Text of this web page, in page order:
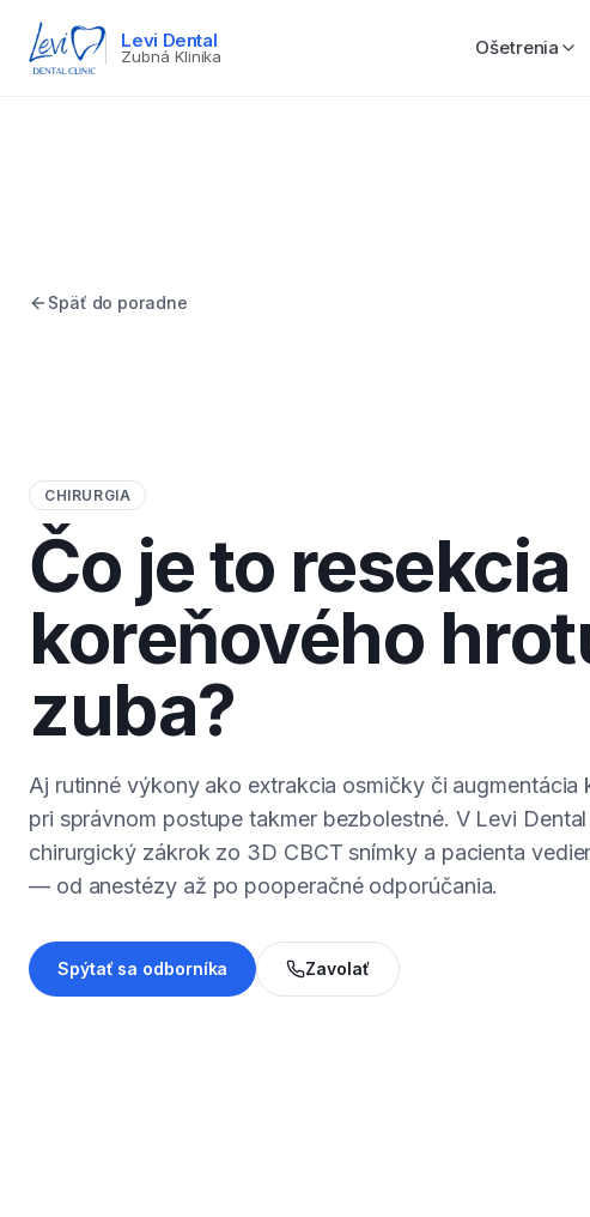
Levi Dental
Zubná Klinika Ošetrenia
Späť do poradne
CHIRURGIA
Čo je to resekcia
koreňového
zuba?
Aj rutinné výkony ako extrakcia osmičky či
pri správnom postupe takmer bezbolestné. V Levi
chirurgický zákrok zo 3D CBCT snímky a pacienta
— od anestézy až po pooperačné odporúčania.
Spýtať sa odborníka Zavolať